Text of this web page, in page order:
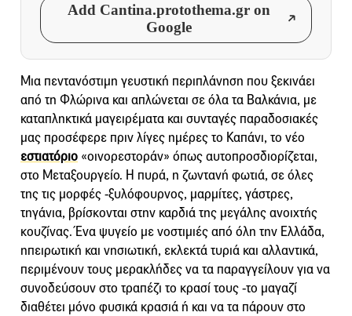
Add Cantina.protothema.gr on
Google
Μια πεντανόστιμη γευστική περιπλάνηση που ξεκινάει
από τη Φλώρινα και απλώνεται σε όλα τα Βαλκάνια, με
καταπληκτικά μαγειρέματα και συνταγές παραδοσιακές
μας προσέφερε πριν λίγες ημέρες το Καπάνι, το νέο
εστιατόριο «οινορεστοράν» όπως αυτοπροσδιορίζεται,
στο Μεταξουργείο. Η πυρά, η ζωντανή φωτιά, σε όλες
της τις μορφές -ξυλόφουρνος, μαρμίτες, γάστρες,
τηγάνια, βρίσκονται στην καρδιά της μεγάλης ανοιχτής
κουζίνας. Ένα ψυγείο με νοστιμιές από όλη την Ελλάδα,
ηπειρωτική και νησιωτική, εκλεκτά τυριά και αλλαντικά,
περιμένουν τους μερακλήδες να τα παραγγείλουν για να
συνοδεύσουν στο τραπέζι το κρασί τους -το μαγαζί
διαθέτει μόνο φυσικά κρασιά ή και να τα πάρουν στο